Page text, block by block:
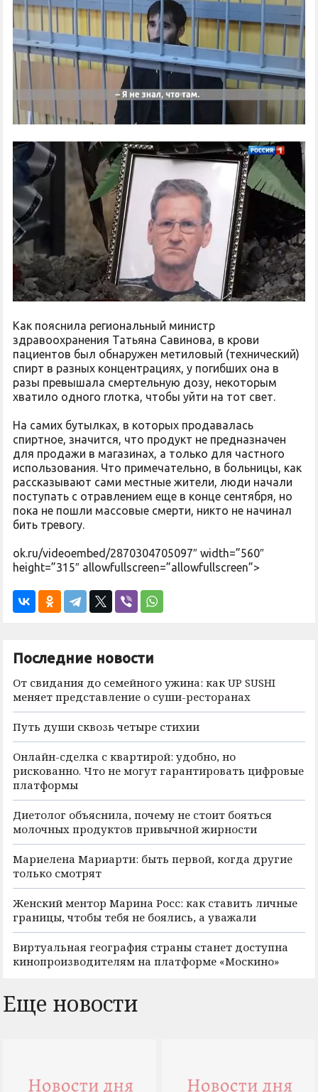
Как пояснила региональный министр
здравоохранения Татьяна Савинова, в крови
пациентов был обнаружен метиловый (технический)
спирт в разных концентрациях, у погибших она в
разы превышала смертельную дозу, некоторым
хватило одного глотка, чтобы уйти на тот свет.
На самих бутылках, в которых продавалась
спиртное, значится, что продукт не предназначен
для продажи в магазинах, а только для частного
использования. Что примечательно, в больницы, как
рассказывают сами местные жители, люди начали
поступать с отравлением еще в конце сентября, но
пока не пошли массовые смерти, никто не начинал
бить тревогу.
ok.ru/videoembed/2870304705097″ width=”560″
height=”315″ allowfullscreen=”allowfullscreen”>
Последние новости
От свидания до семейного ужина: как UP SUSHI
меняет представление о суши-ресторанах
Путь души сквозь четыре стихии
Онлайн-сделка с квартирой: удобно, но
рискованно. Что не могут гарантировать цифровые
платформы
Диетолог объяснила, почему не стоит бояться
молочных продуктов привычной жирности
Мариелена Мариарти: быть первой, когда другие
только смотрят
Женский ментор Марина Росс: как ставить личные
границы, чтобы тебя не боялись, а уважали
Виртуальная география страны станет доступна
кинопроизводителям на платформе «Москино»
Еще новости